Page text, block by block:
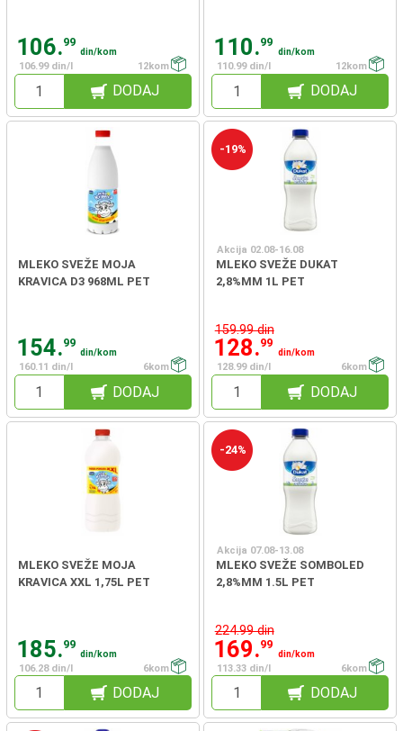
106.99
din/kom
106.99 din/l
12kom
DODAJ
110.99
din/kom
110.99 din/l
12kom
DODAJ
MLEKO SVEŽE MOJA
KRAVICA D3 968ML PET
154.99
din/kom
160.11 din/l
6kom
DODAJ
-19%
Akcija 02.08-16.08
MLEKO SVEŽE DUKAT
2,8%MM 1L PET
159.99 din
128.99
din/kom
128.99 din/l
6kom
DODAJ
MLEKO SVEŽE MOJA
KRAVICA XXL 1,75L PET
185.99
din/kom
106.28 din/l
6kom
DODAJ
-24%
Akcija 07.08-13.08
MLEKO SVEŽE SOMBOLED
2,8%MM 1.5L PET
224.99 din
169.99
din/kom
113.33 din/l
6kom
DODAJ